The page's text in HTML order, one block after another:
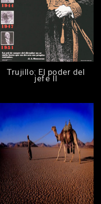
Trujillo: El poder del
jefe II